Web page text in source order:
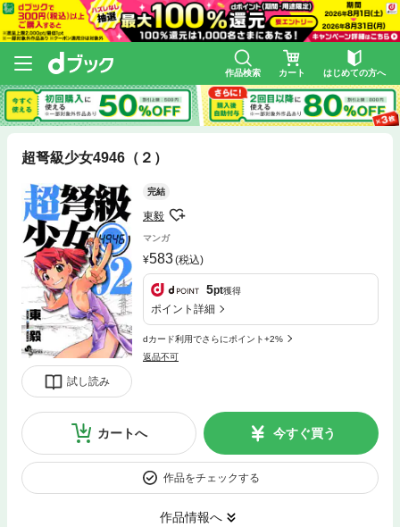
作品検索 カート はじめての方へ
超弩級少女4946（２）
試し読み
完結
東毅
マンガ
583(税込)
5pt獲得
ポイント詳細
dカード利用でさらにポイント+2%
返品不可
カートへ 今すぐ買う
作品をチェックする
作品情報へ